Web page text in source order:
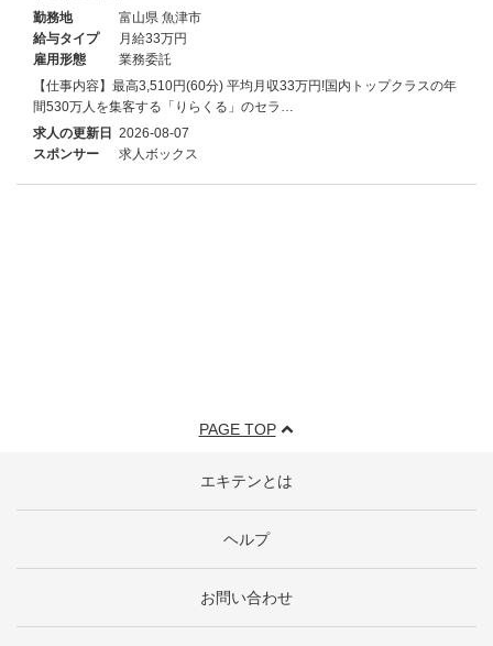
勤務地
富山県 魚津市
給与タイプ
月給33万円
雇用形態
業務委託
【仕事内容】最高3,510円(60分) 平均月収33万円!国内トップクラスの年
間530万人を集客する「りらくる」のセラ…
求人の更新日 2026-08-07
スポンサー
求人ボックス
PAGE TOP
エキテンとは
ヘルプ
お問い合わせ